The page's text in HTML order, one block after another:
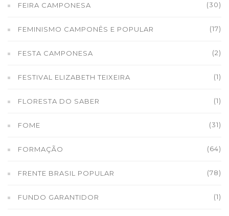
FEIRA CAMPONESA (30)
FEMINISMO CAMPONÊS E POPULAR (17)
FESTA CAMPONESA (2)
FESTIVAL ELIZABETH TEIXEIRA (1)
FLORESTA DO SABER (1)
FOME (31)
FORMAÇÃO (64)
FRENTE BRASIL POPULAR (78)
FUNDO GARANTIDOR (1)